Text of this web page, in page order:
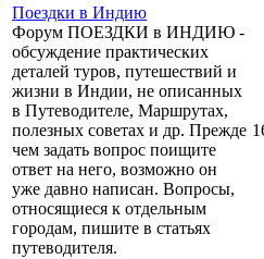
Поездки в Индию
Форум ПОЕЗДКИ в ИНДИЮ -
обсуждение практических
деталей туров, путешествий и
жизни в Индии, не описанных
в Путеводителе, Маршрутах,
полезных советах и др. Прежде
чем задать вопрос поищите
ответ на него, возможно он
уже давно написан. Вопросы,
относящиеся к отдельным
городам, пишите в статьях
путеводителя.